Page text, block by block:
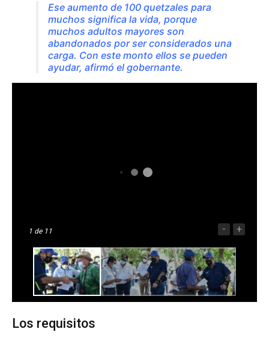
Ese aumento de 100 quetzales para
muchos significa la vida, porque
muchos adultos mayores son
abandonados por ser considerados una
carga. Con este monto ellos se pueden
ayudar, afirmó el gobernante.
1 de 11 - +
Los requisitos